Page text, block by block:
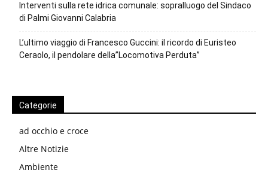
Interventi sulla rete idrica comunale: sopralluogo del Sindaco
di Palmi Giovanni Calabria
L’ultimo viaggio di Francesco Guccini: il ricordo di Euristeo
Ceraolo, il pendolare della”Locomotiva Perduta”
Categorie
ad occhio e croce
Altre Notizie
Ambiente